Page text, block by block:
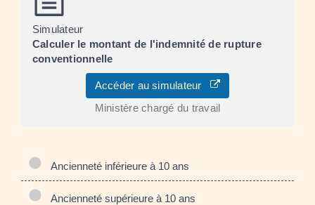
Simulateur
Calculer le montant de l'indemnité de rupture
conventionnelle
Accéder au simulateur
Ministère chargé du travail
Ancienneté inférieure à 10 ans
Ancienneté supérieure à 10 ans